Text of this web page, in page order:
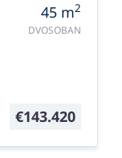
45 m2
DVOSOBAN
€143.420